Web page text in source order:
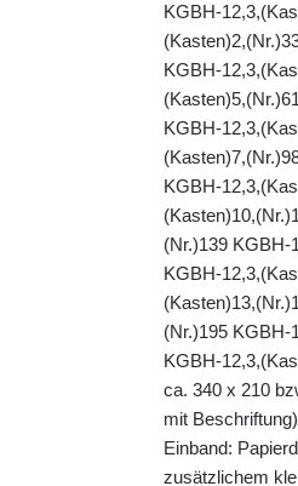
KGBH-
KGBH-
KGBH-
KGBH-
(Nr.)139 KGBH-
KGBH-
(Nr.)195 KGBH-
KGBH-
ca. 340 x 210
mit
Einband:
zusätzlichem